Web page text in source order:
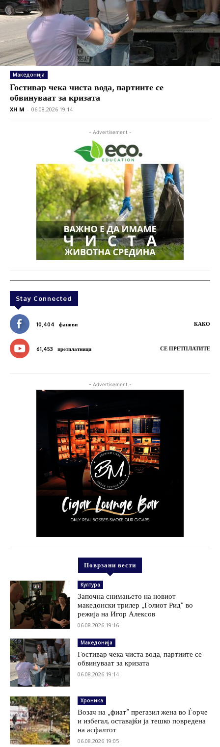
Македонија
Гостивар чека чиста вода, партиите се
обвинуваат за кризата
XH M - 06.08.2026 19:14
- Advertisement -
Stay Connected
10,404 фанови КАКО
61,453 претплатници СЕ ПРЕТПЛАТИТЕ
- Advertisement -
Поврзани вести
Култура
Започна снимањето на новиот
македонски трилер „Голиот Рид“ во
режија на Игор Алексов
06.08.2026 19:16
Македонија
Гостивар чека чиста вода, партиите се
обвинуваат за кризата
06.08.2026 19:14
Хроника
Возач на „фиат“ прегазил жена во Ѓорче
и избегал, оставајќи ја тешко повредена
на асфалтот
06.08.2026 19:05